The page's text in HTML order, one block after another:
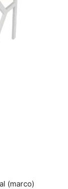
(marco)